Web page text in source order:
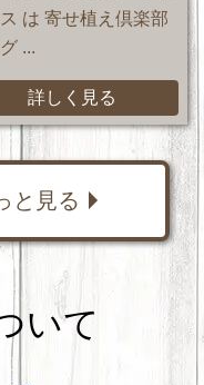
は 寄せ植え倶楽部
...
詳しく見る
と見る
いて